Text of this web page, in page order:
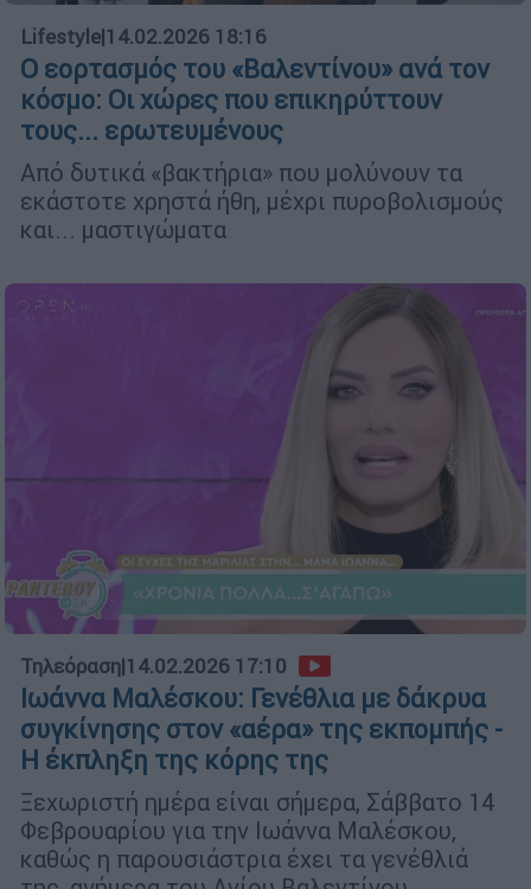
Lifestyle|14.02.2026 18:16
Ο εορτασμός του «Βαλεντίνου» ανά τον
κόσμο: Οι χώρες που επικηρύττουν
τους... ερωτευμένους
Από δυτικά «βακτήρια» που μολύνουν τα
εκάστοτε χρηστά ήθη, μέχρι πυροβολισμούς
και... μαστιγώματα
Τηλεόραση|14.02.2026 17:10
Ιωάννα Μαλέσκου: Γενέθλια με δάκρυα
συγκίνησης στον «αέρα» της εκπομπής -
Η έκπληξη της κόρης της
Ξεχωριστή ημέρα είναι σήμερα, Σάββατο 14
Φεβρουαρίου για την Ιωάννα Μαλέσκου,
καθώς η παρουσιάστρια έχει τα γενέθλιά